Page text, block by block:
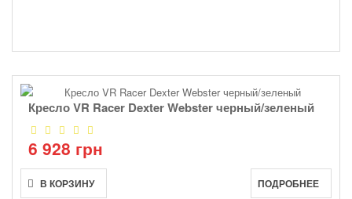
Кресло VR Racer Dexter Webster черный/зеленый
6 928 грн
В КОРЗИНУ ПОДРОБНЕЕ